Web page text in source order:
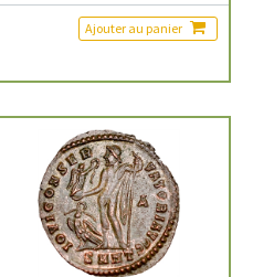
Ajouter au panier